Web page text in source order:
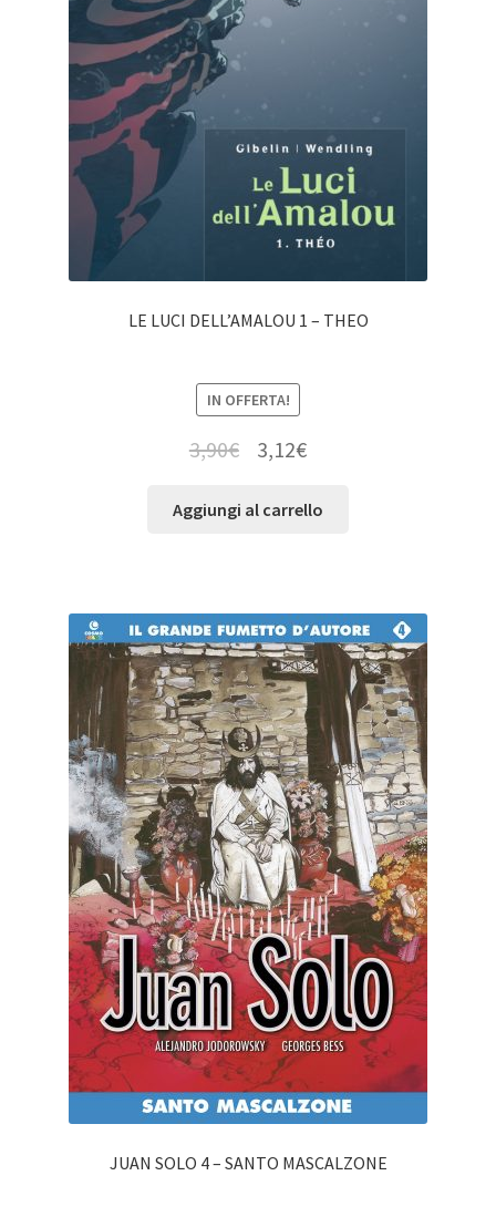
LE LUCI DELL’AMALOU 1 – THEO
IN OFFERTA!
3,90€ 3,12€
Aggiungi al carrello
JUAN SOLO 4 – SANTO MASCALZONE